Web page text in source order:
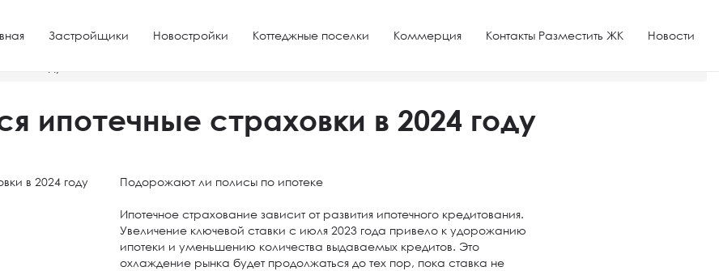
Застройщики Новостройки Коттеджные поселки Коммерция Контакты Разместить ЖК Новости
ипотечные страховки в 2024 году
Подорожают ли полисы по ипотеке
Ипотечное страхование зависит от развития ипотечного кредитования.
Увеличение ключевой ставки с июля 2023 года привело к удорожанию
ипотеки и уменьшению количества выдаваемых кредитов. Это
охлаждение рынка будет продолжаться до тех пор, пока ставка не